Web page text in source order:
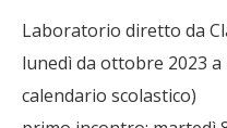
Laboratorio diretto da
lunedì da ottobre 2023
calendario scolastico)